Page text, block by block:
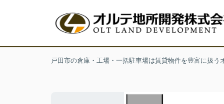
戸田市の倉庫・工場・一括駐車場は賃貸物件を豊富に扱う